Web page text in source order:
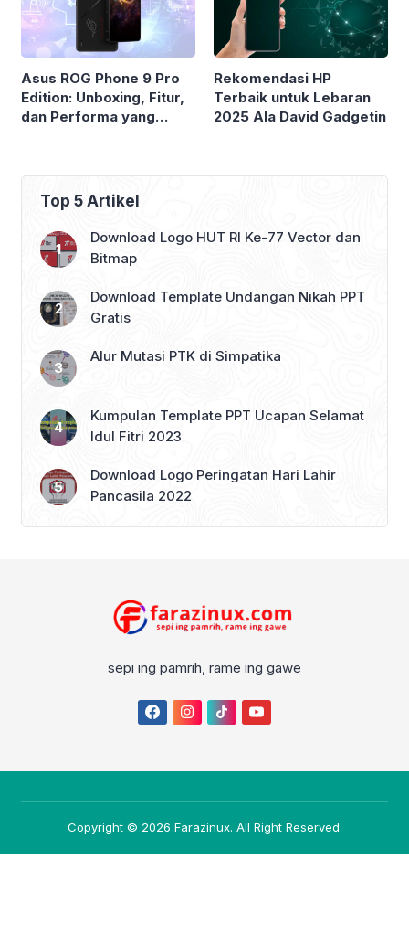
Asus ROG Phone 9 Pro
Edition: Unboxing, Fitur,
dan Performa yang
Rekomendasi HP
Terbaik untuk Lebaran
2025 Ala David Gadgetin
Top 5 Artikel
Download Logo HUT RI Ke-77 Vector dan
Bitmap
Download Template Undangan Nikah PPT
Gratis
Alur Mutasi PTK di Simpatika
Kumpulan Template PPT Ucapan Selamat
Idul Fitri 2023
Download Logo Peringatan Hari Lahir
Pancasila 2022
sepi ing pamrih, rame ing gawe
Copyright © 2026 Farazinux. All Right Reserved.